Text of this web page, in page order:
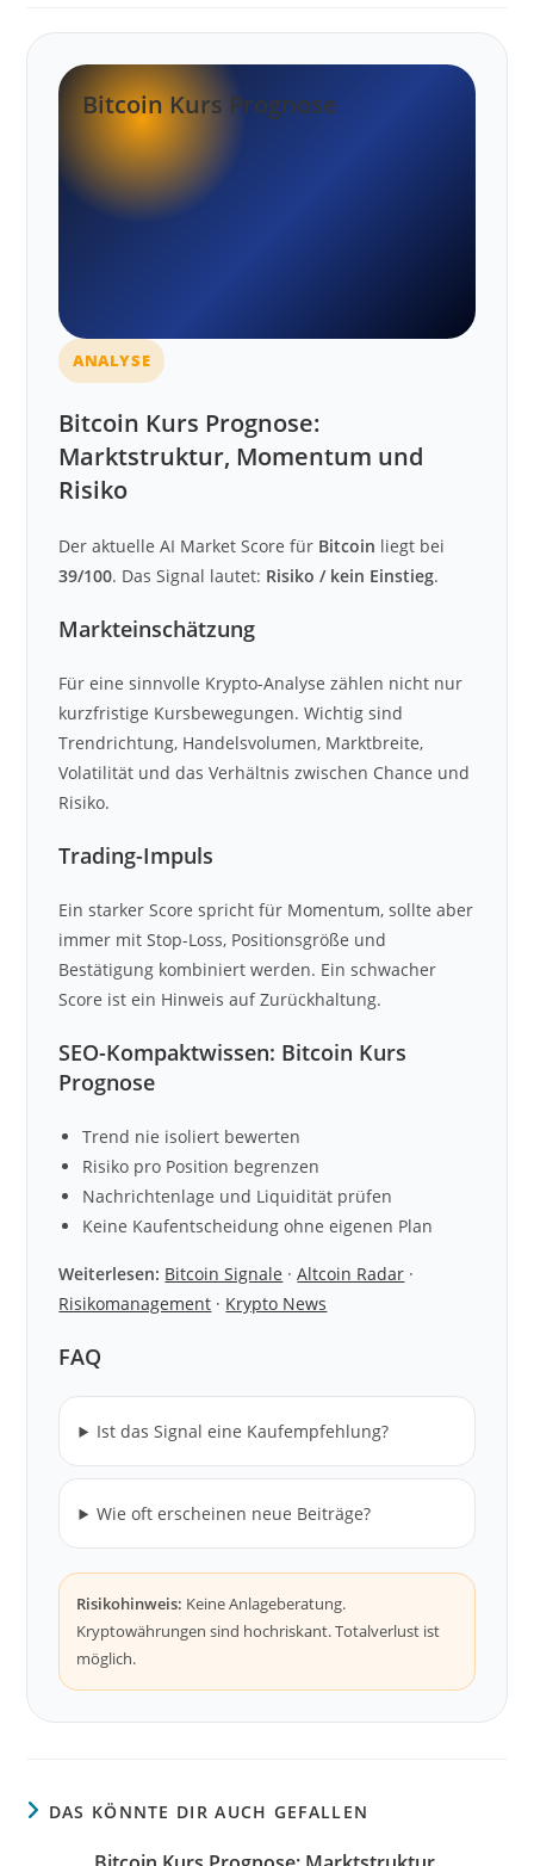
Bitcoin Kurs Prognose
ANALYSE
Bitcoin Kurs Prognose:
Marktstruktur, Momentum und
Risiko
Der aktuelle AI Market Score für Bitcoin liegt bei
39/100. Das Signal lautet: Risiko / kein Einstieg.
Markteinschätzung
Für eine sinnvolle Krypto-Analyse zählen nicht nur
kurzfristige Kursbewegungen. Wichtig sind
Trendrichtung, Handelsvolumen, Marktbreite,
Volatilität und das Verhältnis zwischen Chance und
Risiko.
Trading-Impuls
Ein starker Score spricht für Momentum, sollte aber
immer mit Stop-Loss, Positionsgröße und
Bestätigung kombiniert werden. Ein schwacher
Score ist ein Hinweis auf Zurückhaltung.
SEO-Kompaktwissen: Bitcoin Kurs
Prognose
Trend nie isoliert bewerten
Risiko pro Position begrenzen
Nachrichtenlage und Liquidität prüfen
Keine Kaufentscheidung ohne eigenen Plan
Weiterlesen: Bitcoin Signale ·Altcoin Radar ·
Risikomanagement · Krypto News
FAQ
Ist das Signal eine Kaufempfehlung?
Wie oft erscheinen neue Beiträge?
Risikohinweis: Keine Anlageberatung.
Kryptowährungen sind hochriskant. Totalverlust ist
möglich.
DAS KÖNNTE DIR AUCH GEFALLEN